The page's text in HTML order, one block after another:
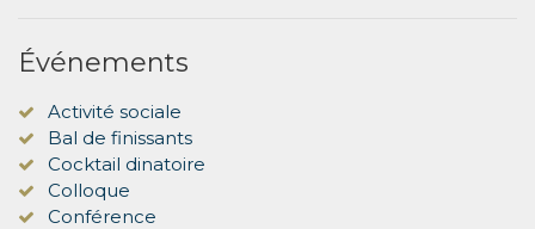
Événements
Activité sociale
Bal de finissants
Cocktail dinatoire
Colloque
Conférence